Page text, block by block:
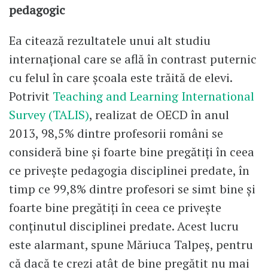
pedagogic
Ea citează rezultatele unui alt studiu
internațional care se află în contrast puternic
cu felul în care școala este trăită de elevi.
Potrivit Teaching and Learning International
Survey (TALIS), realizat de OECD în anul
2013, 98,5% dintre profesorii români se
consideră bine și foarte bine pregătiți în ceea
ce privește pedagogia disciplinei predate, în
timp ce 99,8% dintre profesori se simt bine și
foarte bine pregătiți în ceea ce privește
conținutul disciplinei predate. Acest lucru
este alarmant, spune Măriuca Talpeș, pentru
că dacă te crezi atât de bine pregătit nu mai